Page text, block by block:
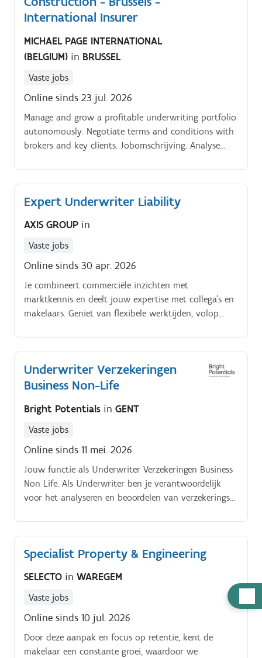
International Insurer
MICHAEL PAGE INTERNATIONAL
(BELGIUM) in BRUSSEL
Vaste jobs
Online sinds 23 jul. 2026
Manage and grow a profitable underwriting portfolio
autonomously. Negotiate terms and conditions with
brokers and key clients. Jobomschrijving. Analyse
commercial risks.
Expert Underwriter Liability
AXIS GROUP in
Vaste jobs
Online sinds 30 apr. 2026
Je combineert commerciële inzichten met
marktkennis en deelt jouw expertise met collega's en
makelaars. Geniet van flexibele werktijden, volop
Underwriter Verzekeringen
Business Non-Life
Bright Potentials in GENT
Vaste jobs
Online sinds 11 mei. 2026
Jouw functie als Underwriter Verzekeringen Business
Non Life. Als Underwriter ben je verantwoordelijk
voor het analyseren en beoordelen van verzekerings
distributiekanalen.
Specialist Property & Engineering
SELECTO in WAREGEM
Vaste jobs
Online sinds 10 jul. 2026
Door deze aanpak en focus op retentie, kent de
makelaar een constante groei, waardoor we